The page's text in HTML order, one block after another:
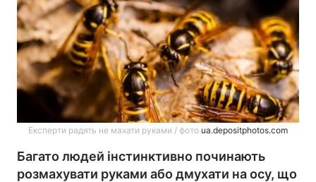
Експерти радять не махати руками / фото ua.depositphotos.com
Багато людей інстинктивно починають
розмахувати руками або дмухати на осу, що